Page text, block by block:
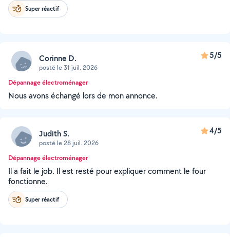
Super réactif
Corinne D.
posté le 31 juil. 2026
5/5
Dépannage électroménager
Nous avons échangé lors de mon annonce.
Judith S.
posté le 28 juil. 2026
4/5
Dépannage électroménager
Il a fait le job. Il est resté pour expliquer comment le four
fonctionne.
Super réactif